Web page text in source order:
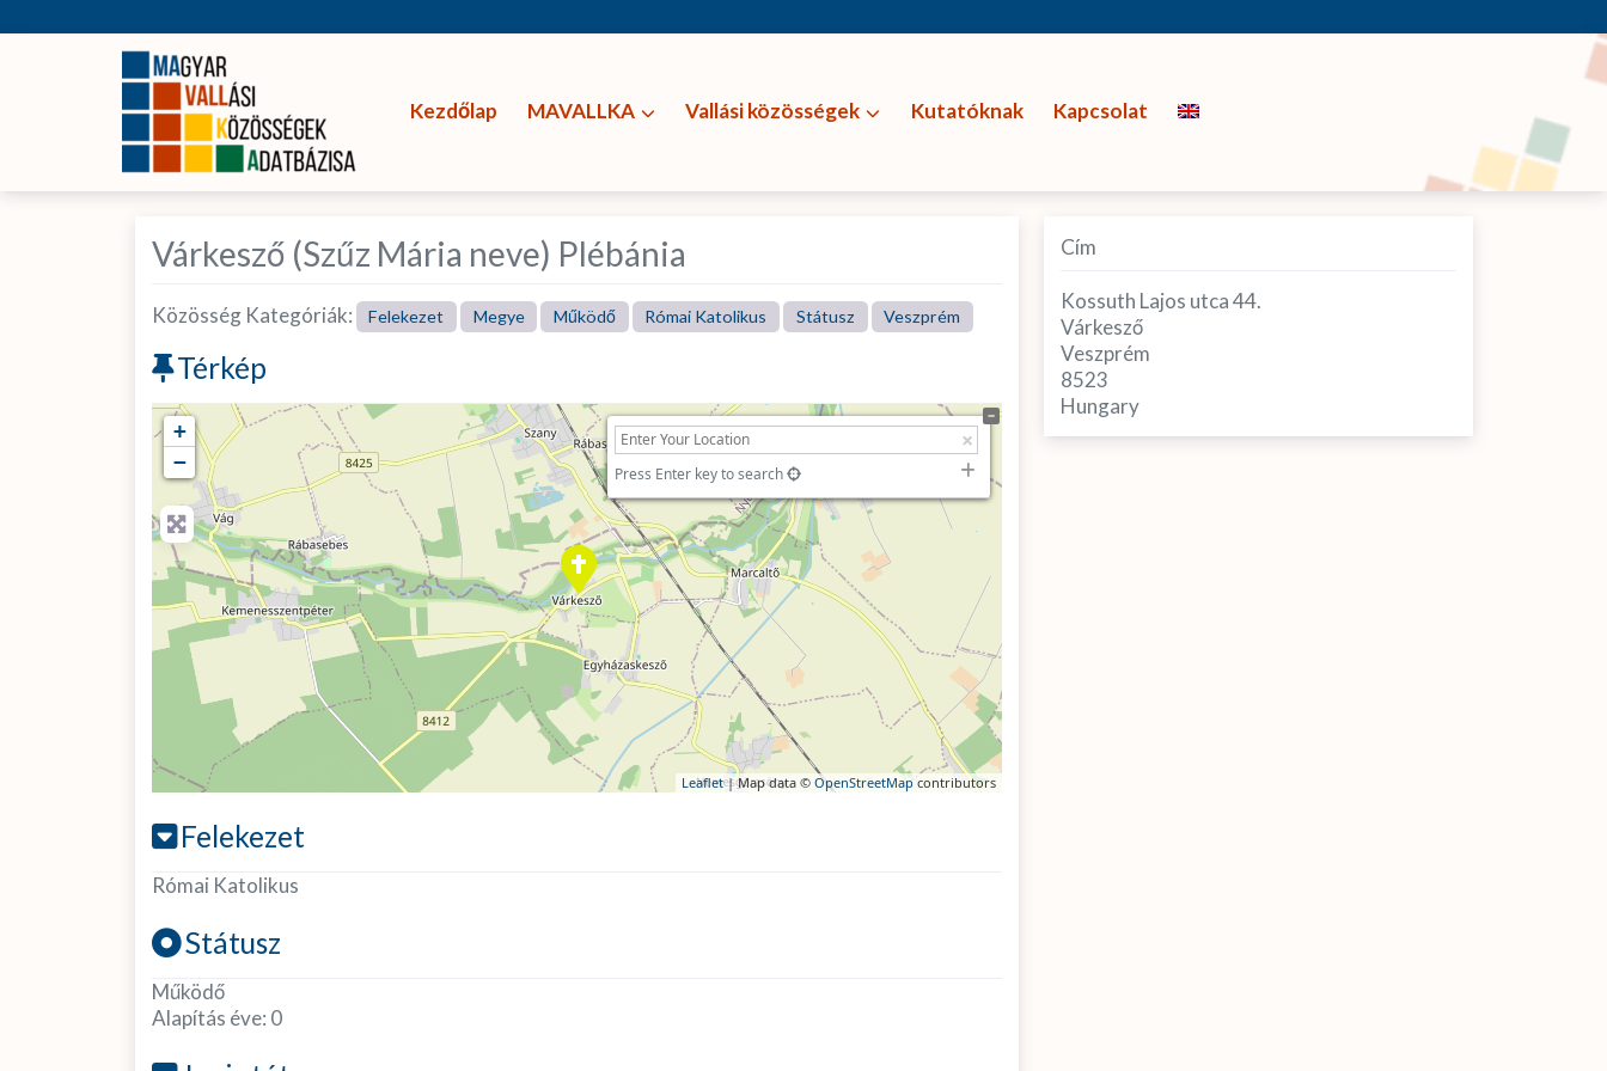
Kezdőlap MAVALLKA Vallási közösségek Kutatóknak Kapcsolat
Várkesző (Szűz Mária neve) Plébánia
Közösség Kategóriák: Felekezet Megye Működő Római Katolikus Státusz Veszprém
Térkép
+
−
Press Enter key to search
Leaflet| Map data © OpenStreetMap contributors
Felekezet
Római Katolikus
Státusz
Működő
Alapítás éve: 0
Cím
Kossuth Lajos utca 44.
Várkesző
Veszprém
8523
Hungary